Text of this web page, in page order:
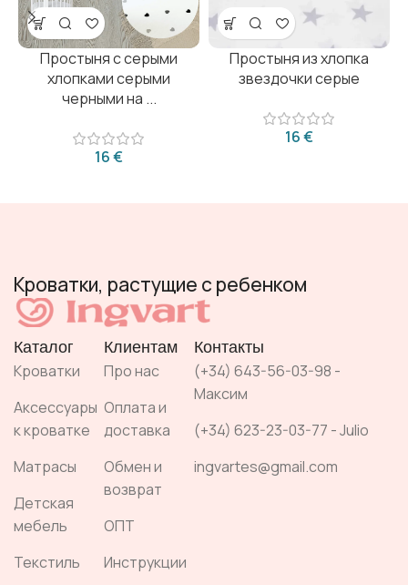
Простыня с серыми
хлопками серыми
черными на ...
€
Простыня из хлопка
звездочки серые
€
Кроватки, растущие с ребенком
Каталог
Кроватки
Аксессуары
к кроватке
Матрасы
Детская
мебель
Текстиль
Клиентам
Про нас
Оплата и
доставка
Обмен и
возврат
ОПТ
Инструкции
Контакты
(+34) 643-56-03-98 -
Максим
(+34) 623-23-03-77 - Julio
ingvartes@gmail.com